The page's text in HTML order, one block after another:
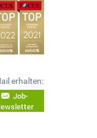
erhalten:
Job-